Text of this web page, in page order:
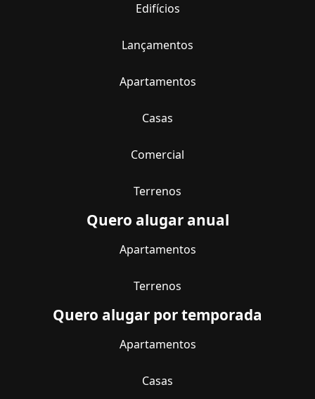
Edifícios
Lançamentos
Apartamentos
Casas
Comercial
Terrenos
Quero alugar anual
Apartamentos
Terrenos
Quero alugar por temporada
Apartamentos
Casas